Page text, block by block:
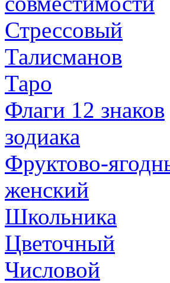
Стрессовый
Талисманов
Таро
Флаги 12 знаков
зодиака
Фруктово-
женский
Школьника
Цветочный
Числовой